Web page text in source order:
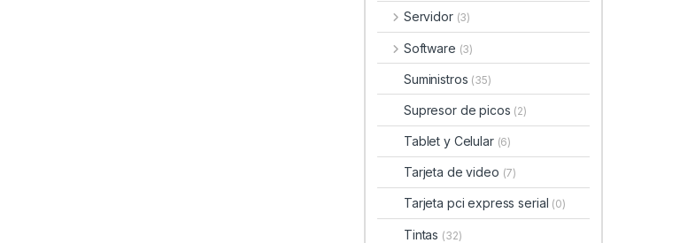
Servidor (3)
Software (3)
Suministros (35)
Supresor de picos (2)
Tablet y Celular (6)
Tarjeta de video (7)
Tarjeta pci express serial (0)
Tintas (32)